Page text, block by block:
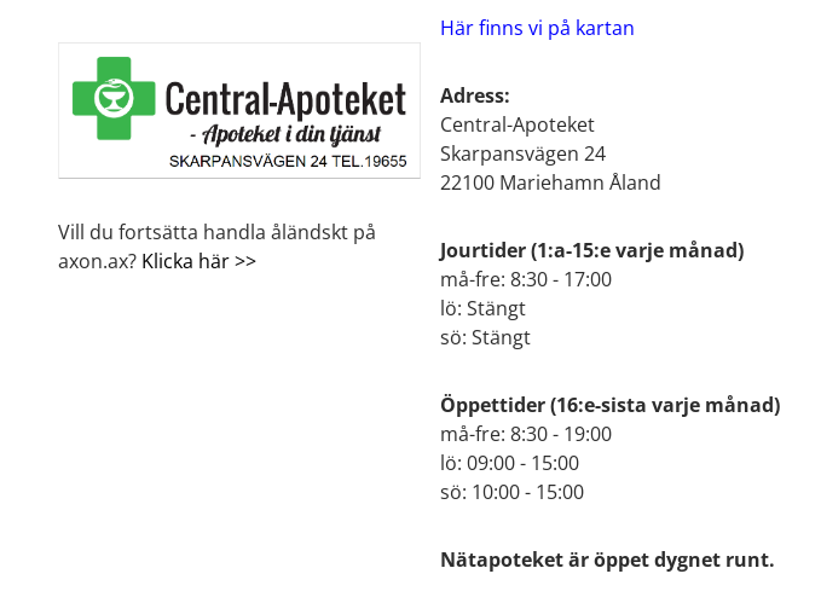
Vill du fortsätta handla åländskt på
axon.ax? Klicka här >>
Här finns vi på kartan
Adress:
Central-Apoteket
Skarpansvägen 24
22100 Mariehamn Åland
Jourtider(1:a-15:e varje månad)
må-fre: 8:30 - 17:00
lö: Stängt
sö: Stängt
Öppettider(16:e-sista varje månad)
må-fre: 8:30 - 19:00
lö: 09:00 - 15:00
sö: 10:00 - 15:00
Nätapoteket är öppet dygnet runt.